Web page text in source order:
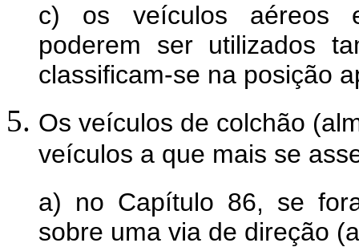
c) os veículos aéreos
poderem ser utilizados
classificam-se na posição
Os veículos de colchão
veículos a que mais se
a) no Capítulo 86, se
sobre uma via de direção